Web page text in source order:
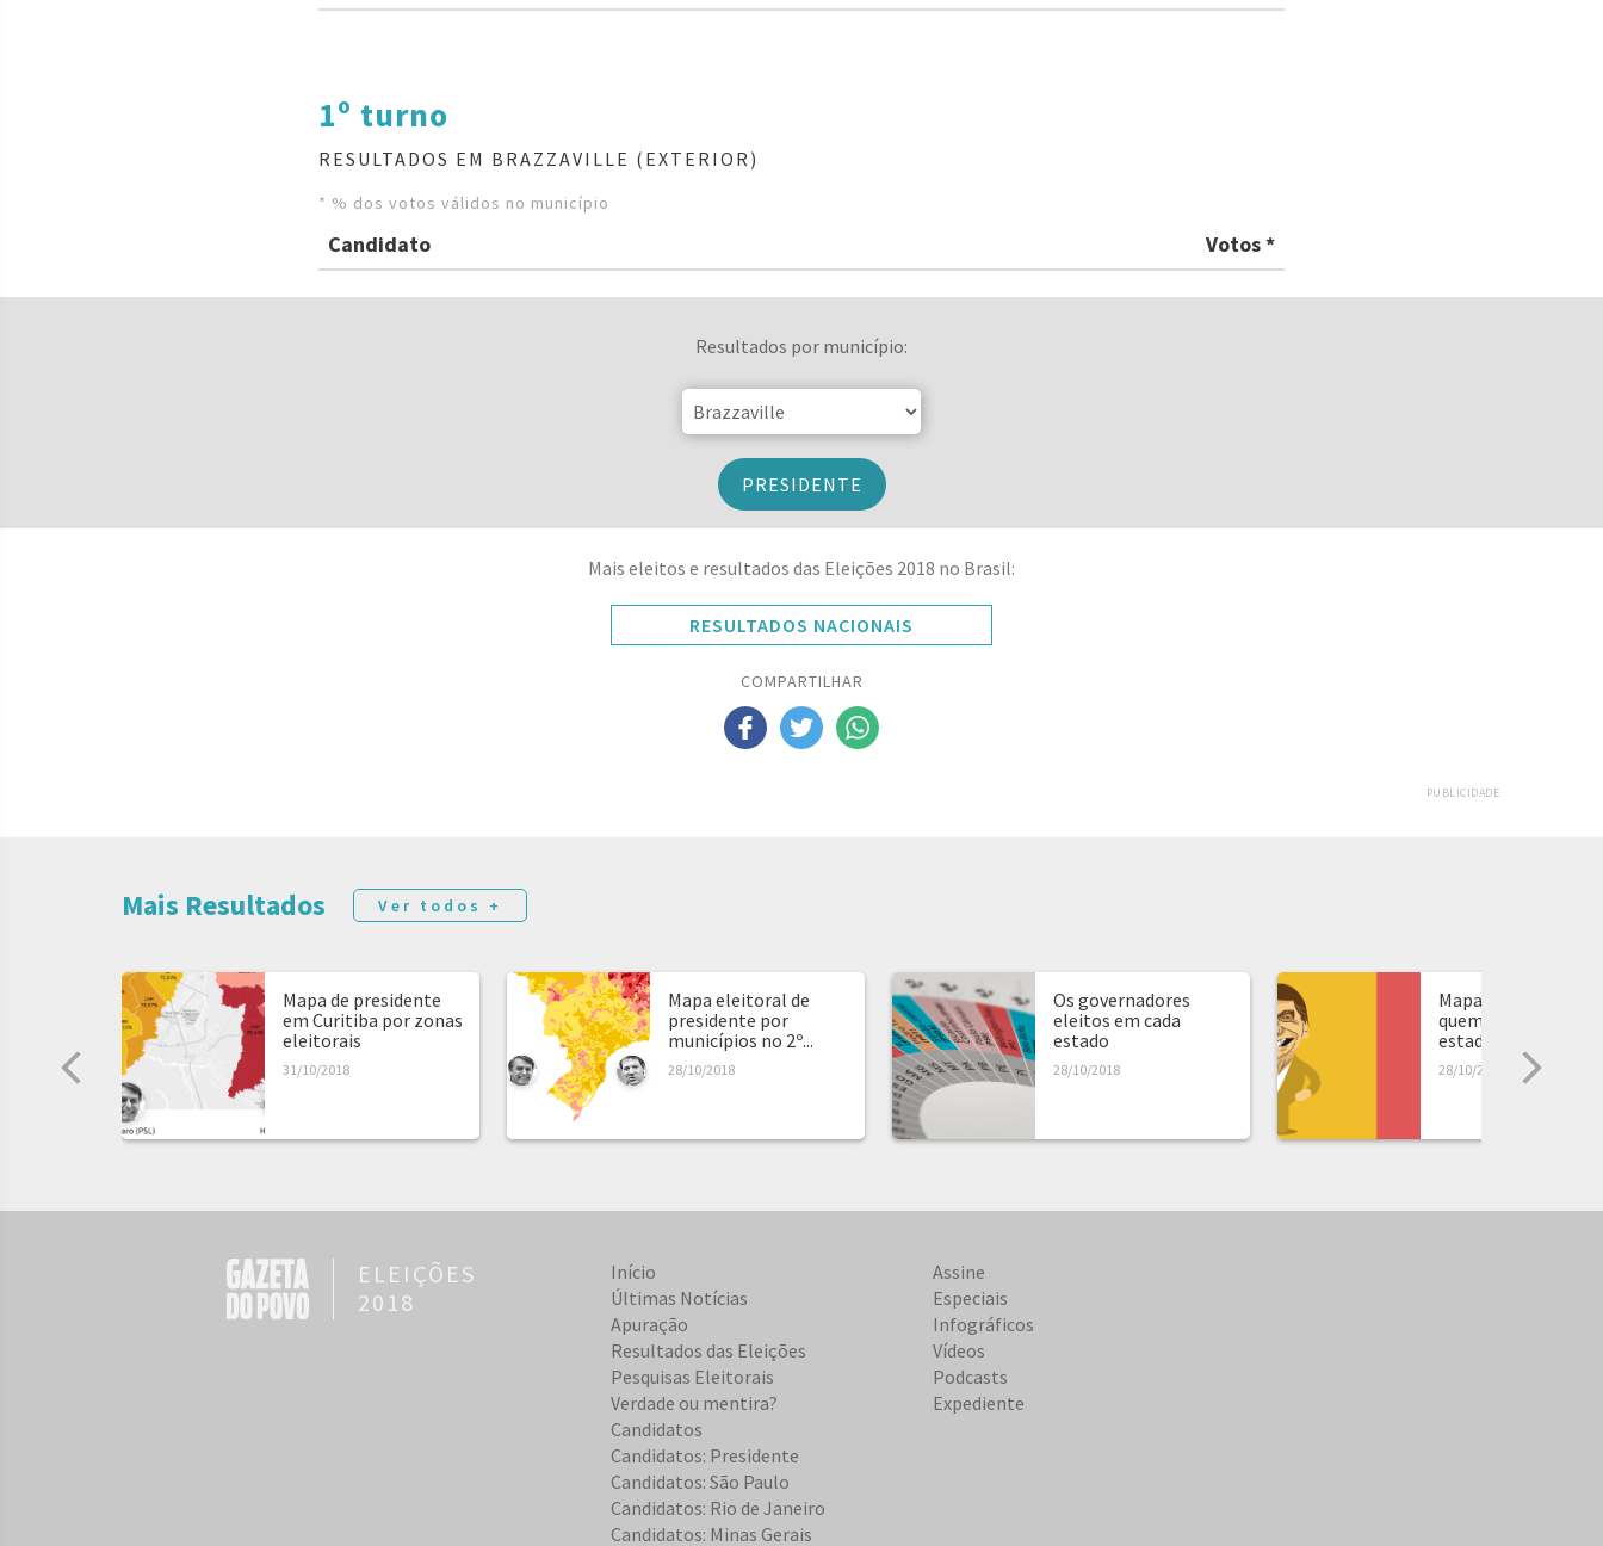
1º turno
RESULTADOS EM BRAZZAVILLE (EXTERIOR)
* % dos votos válidos no município
Candidato Votos *
Resultados por município:
PRESIDENTE
Mais eleitos e resultados das Eleições 2018 no Brasil:
RESULTADOS NACIONAIS
COMPARTILHAR
PUBLICIDADE
Mais Resultados Ver todos +
Mapa de presidente
em Curitiba por zonas
eleitorais
31/10/2018
Mapa eleitoral de
presidente por
municípios no 2º...
28/10/2018
Os governadores
eleitos em cada
estado
28/10/2018
Mapa de presidente:
quem ganhou em
estado...
28/10/2018
ELEIÇÕES
2018
Início
Últimas Notícias
Apuração
Resultados das Eleições
Pesquisas Eleitorais
Verdade ou mentira?
Candidatos
Candidatos: Presidente
Candidatos: São Paulo
Candidatos: Rio de Janeiro
Candidatos: Minas Gerais
Assine
Especiais
Infográficos
Vídeos
Podcasts
Expediente